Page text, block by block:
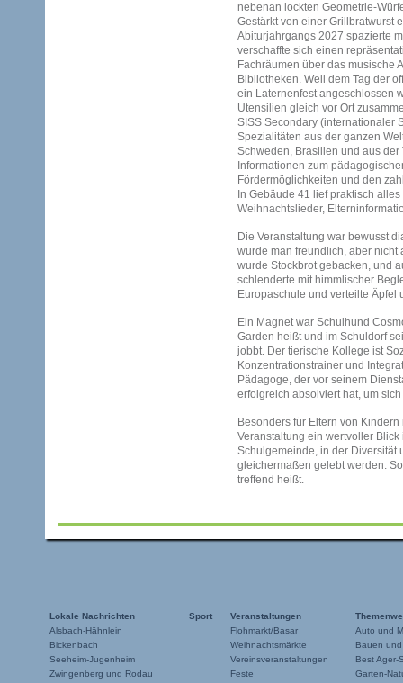
nebenan lockten Geometrie-
Gestärkt von einer Grillbratwurst
Abiturjahrgangs 2027 spazierte
verschaffte sich einen
Fachräumen über das musische
Bibliotheken. Weil dem Tag der
ein Laternenfest angeschlossen
Utensilien gleich vor Ort
SISS Secondary (internationaler
Spezialitäten aus der ganzen
Schweden, Brasilien und aus
Informationen zum
Fördermöglichkeiten und den
In Gebäude 41 lief praktisch
Weihnachtslieder,
Die Veranstaltung war bewusst
wurde man freundlich, aber
wurde Stockbrot gebacken, und
schlenderte mit himmlischer
Europaschule und verteilte Äpfel
Ein Magnet war Schulhund
Garden heißt und im Schuldorf
jobbt. Der tierische Kollege ist
Konzentrationstrainer und
Pädagoge, der vor seinem
erfolgreich absolviert hat, um
Besonders für Eltern von
Veranstaltung ein wertvoller
Schulgemeinde, in der Diversität
gleichermaßen gelebt werden.
treffend heißt.
Lokale Nachrichten
Alsbach-Hähnlein
Bickenbach
Seeheim-Jugenheim
Zwingenberg und Rodau
Sport
Veranstaltungen
Flohmarkt/Basar
Weihnachtsmärkte
Vereinsveranstaltungen
Feste
Auto und
Bauen
Best Ager-
Garten-